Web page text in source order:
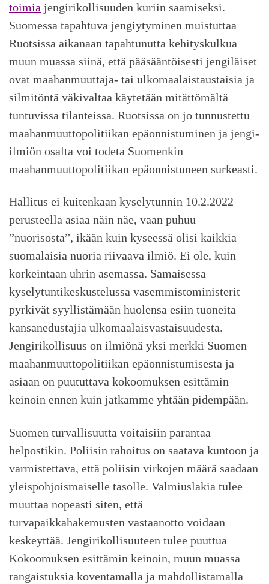
toimia jengirikollisuuden kuriin saamiseksi.
Suomessa tapahtuva jengiytyminen muistuttaa
Ruotsissa aikanaan tapahtunutta kehityskulkua
muun muassa siinä, että pääsääntöisesti jengiläiset
ovat maahanmuuttaja- tai ulkomaalaistaustaisia ja
silmitöntä väkivaltaa käytetään mitättömältä
tuntuvissa tilanteissa. Ruotsissa on jo tunnustettu
maahanmuuttopolitiikan epäonnistuminen ja jengi-
ilmiön osalta voi todeta Suomenkin
maahanmuuttopolitiikan epäonnistuneen surkeasti.
Hallitus ei kuitenkaan kyselytunnin 10.2.2022
perusteella asiaa näin näe, vaan puhuu
”nuorisosta”, ikään kuin kyseessä olisi kaikkia
suomalaisia nuoria riivaava ilmiö. Ei ole, kuin
korkeintaan uhrin asemassa. Samaisessa
kyselytuntikeskustelussa vasemmistoministerit
pyrkivät syyllistämään huolensa esiin tuoneita
kansanedustajia ulkomaalaisvastaisuudesta.
Jengirikollisuus on ilmiönä yksi merkki Suomen
maahanmuuttopolitiikan epäonnistumisesta ja
asiaan on puututtava kokoomuksen esittämin
keinoin ennen kuin jatkamme yhtään pidempään.
Suomen turvallisuutta voitaisiin parantaa
helpostikin. Poliisin rahoitus on saatava kuntoon ja
varmistettava, että poliisin virkojen määrä saadaan
yleispohjoismaiselle tasolle. Valmiuslakia tulee
muuttaa nopeasti siten, että
turvapaikkahakemusten vastaanotto voidaan
keskeyttää. Jengirikollisuuteen tulee puuttua
Kokoomuksen esittämin keinoin, muun muassa
rangaistuksia koventamalla ja mahdollistamalla